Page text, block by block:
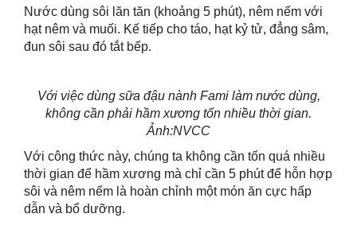
Nước dùng sôi lăn tăn (khoảng 5 phút), nêm nếm với
hạt nêm và muối. Kế tiếp cho táo, hạt kỷ tử, đẳng sâm,
đun sôi sau đó tắt bếp.
Với việc dùng sữa đậu nành Fami làm nước dùng,
không cần phải hầm xương tốn nhiều thời gian.
Ảnh:NVCC
Với công thức này, chúng ta không cần tốn quá nhiều
thời gian để hầm xương mà chỉ cần 5 phút để hỗn hợp
sôi và nêm nếm là hoàn chỉnh một món ăn cực hấp
dẫn và bổ dưỡng.